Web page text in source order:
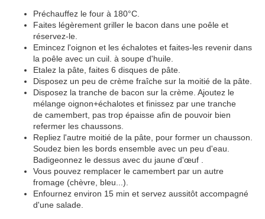
Préchauffez le four à 180°C.
Faites légèrement griller le bacon dans une poêle et
réservez-le.
Emincez l'oignon et les échalotes et faites-les revenir dans
la poêle avec un cuil. à soupe d'huile.
Etalez la pâte, faites 6 disques de pâte.
Disposez un peu de crème fraîche sur la moitié de la pâte.
Disposez la tranche de bacon sur la crème. Ajoutez le
mélange oignon+échalotes et finissez par une tranche
de camembert, pas trop épaisse afin de pouvoir bien
refermer les chaussons.
Repliez l'autre moitié de la pâte, pour former un chausson.
Soudez bien les bords ensemble avec un peu d'eau.
Badigeonnez le dessus avec du jaune d'œuf .
Vous pouvez remplacer le camembert par un autre
fromage (chèvre, bleu...).
Enfournez environ 15 min et servez aussitôt accompagné
d'une salade.